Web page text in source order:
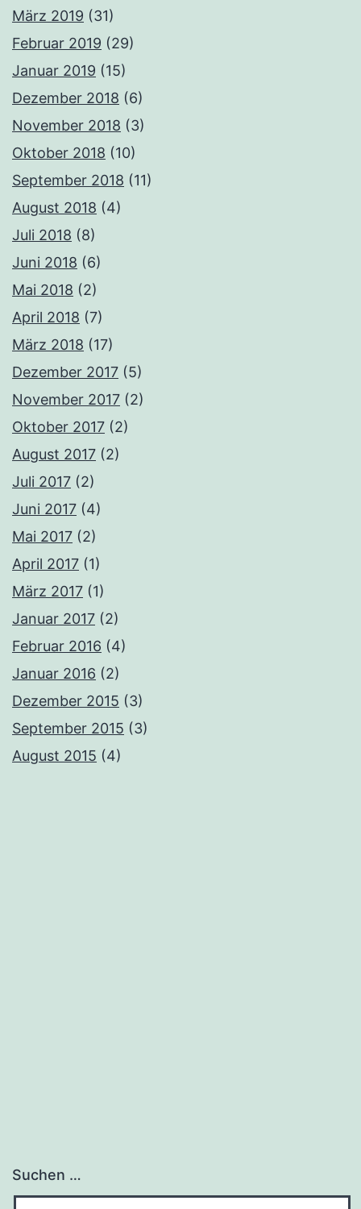
März 2019 (31)
Februar 2019 (29)
Januar 2019 (15)
Dezember 2018 (6)
November 2018 (3)
Oktober 2018 (10)
September 2018 (11)
August 2018 (4)
Juli 2018 (8)
Juni 2018 (6)
Mai 2018 (2)
April 2018 (7)
März 2018 (17)
Dezember 2017 (5)
November 2017 (2)
Oktober 2017 (2)
August 2017 (2)
Juli 2017 (2)
Juni 2017 (4)
Mai 2017 (2)
April 2017 (1)
März 2017 (1)
Januar 2017 (2)
Februar 2016 (4)
Januar 2016 (2)
Dezember 2015 (3)
September 2015 (3)
August 2015 (4)
Suchen …